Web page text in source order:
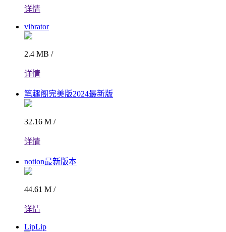
详情
vibrator
2.4 MB /
详情
笔趣阁完美版2024最新版
32.16 M /
详情
notion最新版本
44.61 M /
详情
LipLip